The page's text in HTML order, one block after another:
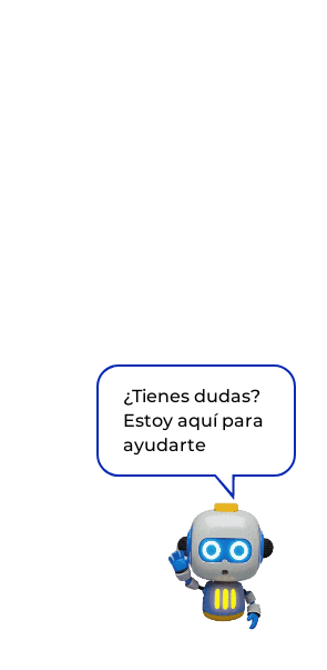
¿Tienes dudas?
Estoy aquí para
ayudarte